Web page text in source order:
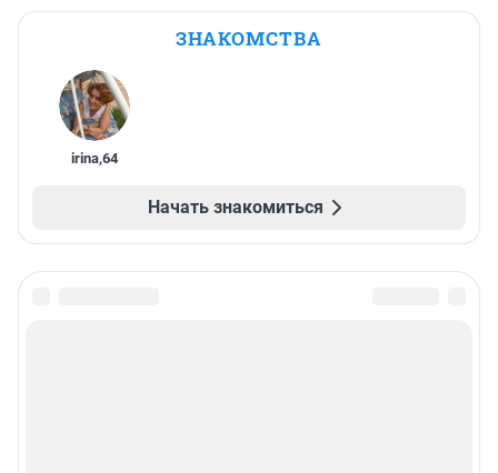
ЗНАКОМСТВА
irina,64
Начать знакомиться